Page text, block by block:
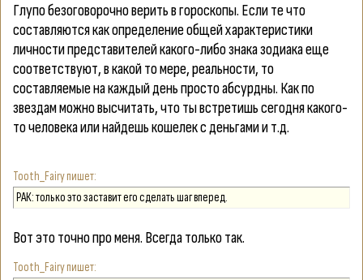
Глупо безоговорочно верить в гороскопы. Если те что
составляются как определение общей характеристики
личности представителей какого-либо знака зодиака еще
соответствуют, в какой то мере, реальности, то
составляемые на каждый день просто абсурдны. Как по
звездам можно высчитать, что ты встретишь сегодня какого-
то человека или найдешь кошелек с деньгами и т.д.
Tooth_Fairy
РАК: только это заставит его сделать шаг вперед.
Вот это точно про меня. Всегда только так.
Tooth_Fairy